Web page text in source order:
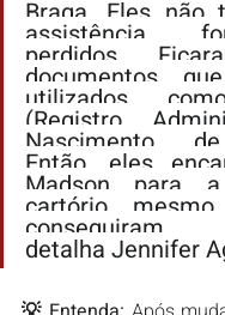
Braga. Eles não
assistência,
perdidos.
documentos
utilizados,
(Registro
Nascimento
Então, eles
Madson para
cartório
conseguiram
detalha Jennifer